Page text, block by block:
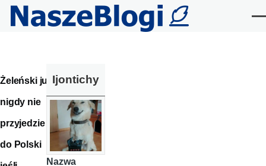
Przejdź do treści
Żeleński już
nigdy nie
przyjedzie
do Polski
Ijontichy
Nazwa